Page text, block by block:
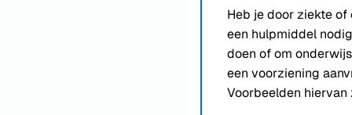
Heb je door ziekte
een hulpmiddel
doen of om
een voorziening
Voorbeelden hiervan